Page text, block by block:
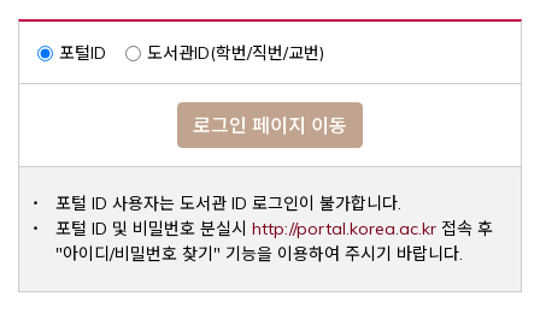
포털ID 도서관ID(학번/직번/교번)
로그인 페이지 이동
포털 ID 사용자는 도서관 ID 로그인이 불가합니다.
포털 ID 및 비밀번호 분실시 http://portal.korea.ac.krOpens a
접속 후
"아이디/비밀번호 찾기" 기능을 이용하여 주시기 바랍니다.